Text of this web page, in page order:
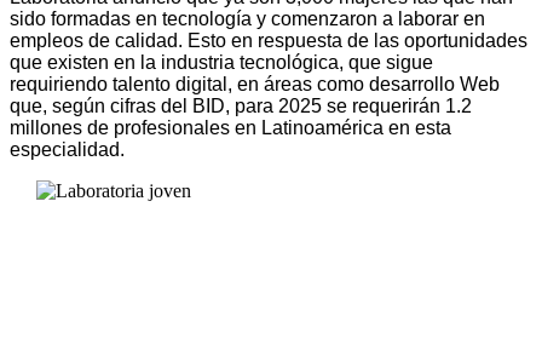
sido formadas en tecnología y comenzaron a laborar en
empleos de calidad. Esto en respuesta de las oportunidades
que existen en la industria tecnológica, que sigue
requiriendo talento digital, en áreas como desarrollo Web
que, según cifras del BID, para 2025 se requerirán 1.2
millones de profesionales en Latinoamérica en esta
especialidad.